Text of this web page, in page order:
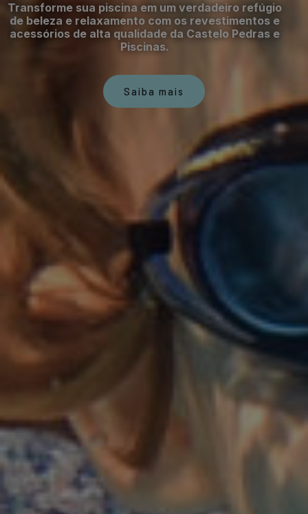
Transforme sua piscina em um verdadeiro refúgio
de beleza e relaxamento com os revestimentos e
acessórios de alta qualidade da Castelo Pedras e
Piscinas.
Saiba mais